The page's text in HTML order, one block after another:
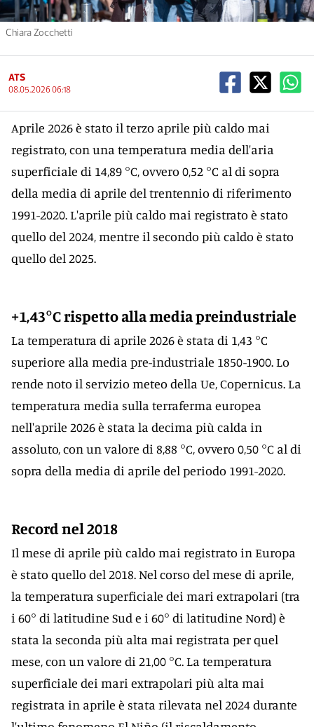
Chiara Zocchetti
ATS
08.05.2026 06:18
Aprile 2026 è stato il terzo aprile più caldo mai
registrato, con una temperatura media dell'aria
superficiale di 14,89 °C, ovvero 0,52 °C al di sopra
della media di aprile del trentennio di riferimento
1991-2020. L'aprile più caldo mai registrato è stato
quello del 2024, mentre il secondo più caldo è stato
quello del 2025.
+1,43°C rispetto alla media preindustriale
La temperatura di aprile 2026 è stata di 1,43 °C
superiore alla media pre-industriale 1850-1900. Lo
rende noto il servizio meteo della Ue, Copernicus. La
temperatura media sulla terraferma europea
nell'aprile 2026 è stata la decima più calda in
assoluto, con un valore di 8,88 °C, ovvero 0,50 °C al di
sopra della media di aprile del periodo 1991-2020.
Record nel 2018
Il mese di aprile più caldo mai registrato in Europa
è stato quello del 2018. Nel corso del mese di aprile,
la temperatura superficiale dei mari extrapolari (tra
i 60° di latitudine Sud e i 60° di latitudine Nord) è
stata la seconda più alta mai registrata per quel
mese, con un valore di 21,00 °C. La temperatura
superficiale dei mari extrapolari più alta mai
registrata in aprile è stata rilevata nel 2024 durante